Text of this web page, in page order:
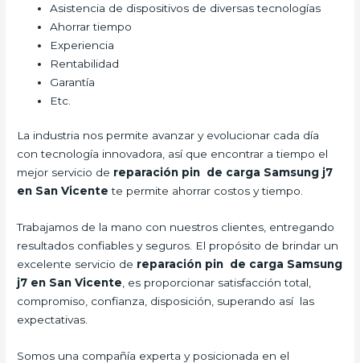
Asistencia de dispositivos de diversas tecnologías
Ahorrar tiempo
Experiencia
Rentabilidad
Garantía
Etc.
La industria nos permite avanzar y evolucionar cada día
con tecnología innovadora, así que encontrar a tiempo el
mejor servicio de reparación pin de carga Samsung j7
en San Vicente te permite ahorrar costos y tiempo.
Trabajamos de la mano con nuestros clientes, entregando
resultados confiables y seguros. El propósito de brindar un
excelente servicio de reparación pin de carga Samsung
j7 en San Vicente , es proporcionar satisfacción total,
compromiso, confianza, disposición, superando así las
expectativas.
Somos una compañía experta y posicionada en el